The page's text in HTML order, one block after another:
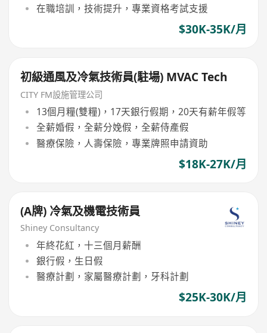
在職培訓，技術提升，專業資格考試支援
$30K-35K/月
初級通風及冷氣技術員(駐場) MVAC Tech
CITY FM設施管理公司
13個月糧(雙糧)，17天銀行假期，20天有薪年假等
全薪婚假，全薪分娩假，全薪侍產假
醫療保險，人壽保險，專業牌照申請資助
$18K-27K/月
(A牌) 冷氣及機電技術員
Shiney Consultancy
年終花紅，十三個月薪酬
銀行假，生日假
醫療計劃，家屬醫療計劃，牙科計劃
$25K-30K/月